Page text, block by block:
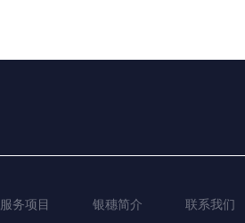
服务项目 银穗简介 联系我们